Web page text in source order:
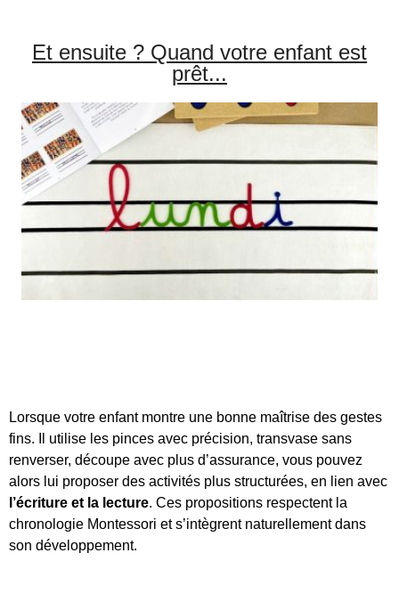
Et ensuite ? Quand votre enfant est
prêt...
Lorsque votre enfant montre une bonne maîtrise des gestes
fins. Il utilise les pinces avec précision, transvase sans
renverser, découpe avec plus d’assurance, vous pouvez
alors lui proposer des activités plus structurées, en lien avec
l’écriture et la lecture. Ces propositions respectent la
chronologie Montessori et s’intègrent naturellement dans
son développement.